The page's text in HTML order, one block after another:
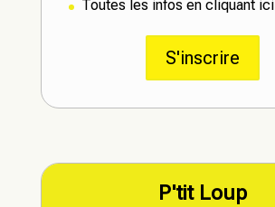
Toutes les infos en cliquant ici
S'inscrire
P'tit Loup